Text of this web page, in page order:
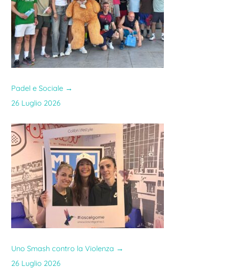
Padel e Sociale →
26 Luglio 2026
Uno Smash contro la Violenza →
26 Luglio 2026